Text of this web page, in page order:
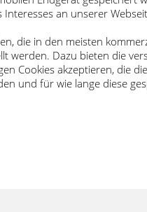
an unserer
die in den meisten
werden. Dazu bieten die
Cookies akzeptieren, die
und für wie lange diese